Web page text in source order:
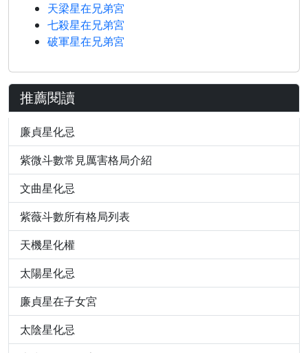
天梁星在兄弟宮
七殺星在兄弟宮
破軍星在兄弟宮
推薦閱讀
廉貞星化忌
紫微斗數常見厲害格局介紹
文曲星化忌
紫薇斗數所有格局列表
天機星化權
太陽星化忌
廉貞星在子女宮
太陰星化忌